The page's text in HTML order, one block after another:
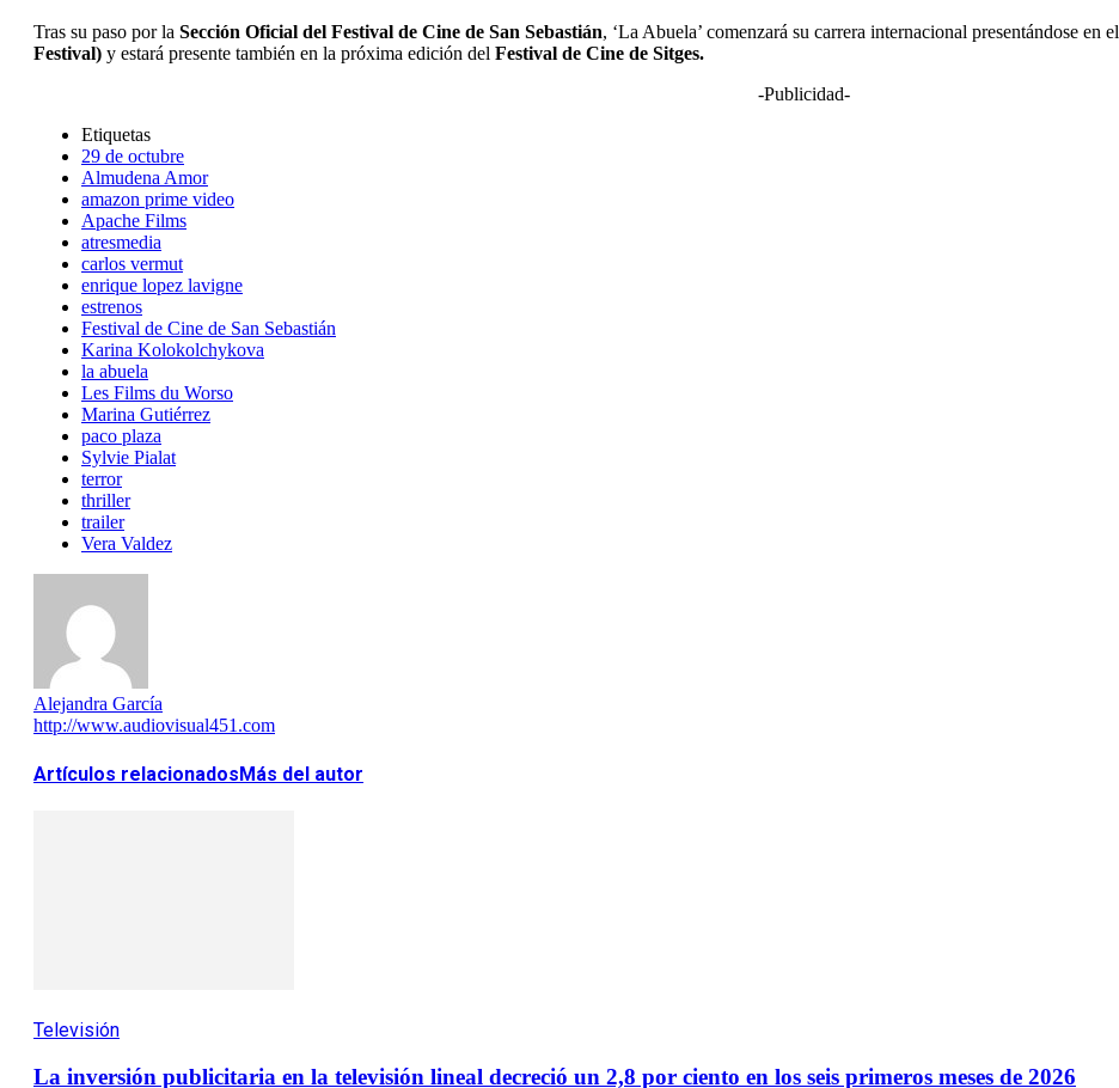
Tras su paso por la Sección Oficial del Festival de Cine de San Sebastián, ‘La Abuela’ comenzará su carrera internacional presentándose en el
Festival) y estará presente también en la próxima edición del Festival de Cine de Sitges.
-Publicidad-
Etiquetas
29 de octubre
Almudena Amor
amazon prime video
Apache Films
atresmedia
carlos vermut
enrique lopez lavigne
estrenos
Festival de Cine de San Sebastián
Karina Kolokolchykova
la abuela
Les Films du Worso
Marina Gutiérrez
paco plaza
Sylvie Pialat
terror
thriller
trailer
Vera Valdez
Alejandra García
http://www.audiovisual451.com
Artículos relacionadosMás del autor
Televisión
La inversión publicitaria en la televisión lineal decreció un 2,8 por ciento en los seis primeros meses de 2026